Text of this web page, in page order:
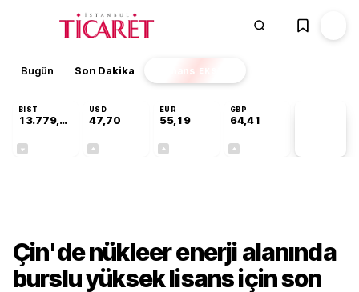
Bugün Son Dakika Finans EKSTRA
BIST
13.779,39
USD
47,70
EUR
55,19
GBP
64,41
Çin'de nükleer enerji alanında
burslu yüksek lisans için son